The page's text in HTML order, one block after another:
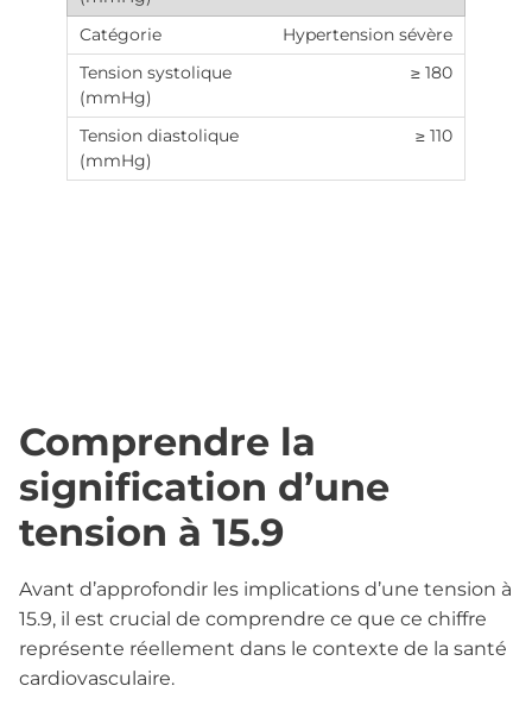
Hypertension sévère
≥ 180
≥ 110
Comprendre la
signification d’une
tension à 15.9
Avant d’approfondir les implications d’une tension à
15.9, il est crucial de comprendre ce que ce chiffre
représente réellement dans le contexte de la santé
cardiovasculaire.